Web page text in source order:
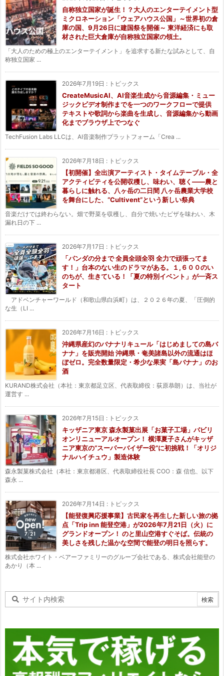
自称独立国家が誕生！？大人のエンターテイメント型
ミクロネーション「ウェアハウス公国」～世界初の倉
庫の国、9月26日に建国祭を開催～ 東洋経済にも取
材された巨大倉庫が自称独立国家の領土。
「大人のための極上のエンターテイメント」を追求する新たな試みとして、自
称独立国家 ...
2026年7月19日 : トピックス
CreateMusicAI、AI音楽生成から音源編集・ミュー
ジックビデオ制作までを一つのワークフローで提供
テキストや歌詞から楽曲を生成し、音源編集から動画
化までブラウザ上でつなぐ
TechFusion Labs LLCは、AI音楽制作プラットフォーム「Crea ...
2026年7月18日 : トピックス
【初開催】全出演アーティスト・タイムテーブル・全
アクティビティを公開収穫し、味わい、聴く——農と
暮らしに触れる、八ヶ岳の二日間 八ヶ岳農業大学校
を舞台にした、“Cultivent”という新しい祭典
音楽だけでは終わらない。畑で野菜を収穫し、自分で焼いたピザを味わい、木
漏れ日の下 ...
2026年7月17日 : トピックス
「パンダの分まで 全員全頭全羽 全力で頑張ってま
す！」台本のない生のドラマがある。１,６００のい
のちが、生きている！「夏の特別イベント」が一斉ス
タート
アドベンチャーワールド（和歌山県白浜町）は、２０２６年の夏、「圧倒的
な生（LI ...
2026年7月16日 : トピックス
沖縄県産幻のバナナリキュール「はじめましての島バ
ナナ」を販売開始 沖縄県・奄美諸島以外の流通はほ
ぼゼロ。完全数量限定・希少な果実「島バナナ」のお
酒
KURAND株式会社（本社：東京都足立区、代表取締役：荻原恭朗）は、当社が
運営す ...
2026年7月15日 : トピックス
キッザニア東京 森永製菓出展「お菓子工場」パビリ
オンリニューアルオープン！ 横澤夏子さんがキッザ
ニア東京の“スーパーバイザー役”に初挑戦！「オリジ
ナルハイチュウ」製造体験
森永製菓株式会社（本社：東京都港区、代表取締役社長 COO：森 信也、以下
森永 ...
2026年7月14日 : トピックス
【能登復興応援事業】古民家を再生した新しい旅の拠
点「Trip inn 能登空港」が2026年7月21日（火）に
グランドオープン！ のと里山空港すぐそば。伝統の
美しさを残した温かな空間で能登の明日を照らす。
株式会社ホワイト・ベアーファミリーのグループ会社である、株式会社能登の
あかり（本 ...